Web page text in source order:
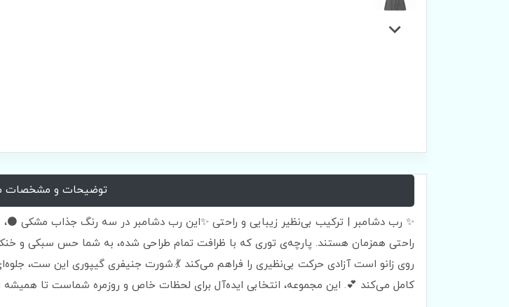
توضیحات و مشخصات
✨ رب دشامبر | ترکیب بی‌نظیر زیبایی و راحتی ✨این رب دشامبر در سه رنگ جذاب مشکی
روی زانو است آزادی حرکت بی‌نظیری را فراهم می‌کند 💃.شورت جنیفری گیپوری این ست،
کامل می‌کند 💕. این مجموعه، انتخابی ایده‌آل برای لحظات خاص و روزمره شماست تا